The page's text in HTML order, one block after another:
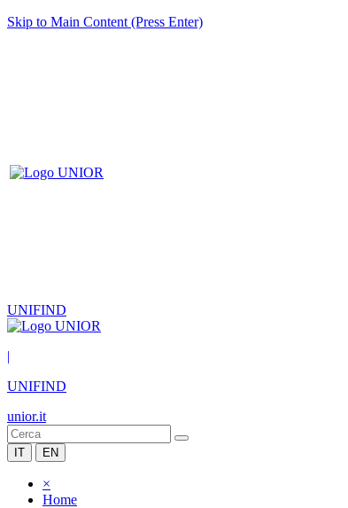
Skip to Main Content (Press Enter)
UNIFIND
|
UNIFIND
unior.it
IT EN
×
Home